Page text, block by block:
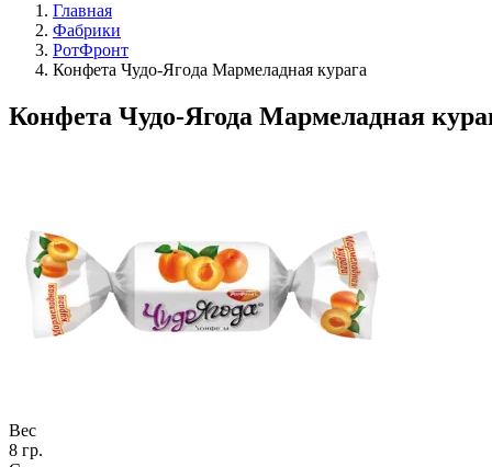
Главная
Фабрики
РотФронт
Конфета Чудо-Ягода Мармеладная курага
Конфета Чудо-Ягода Мармеладная
Вес
8 гр.